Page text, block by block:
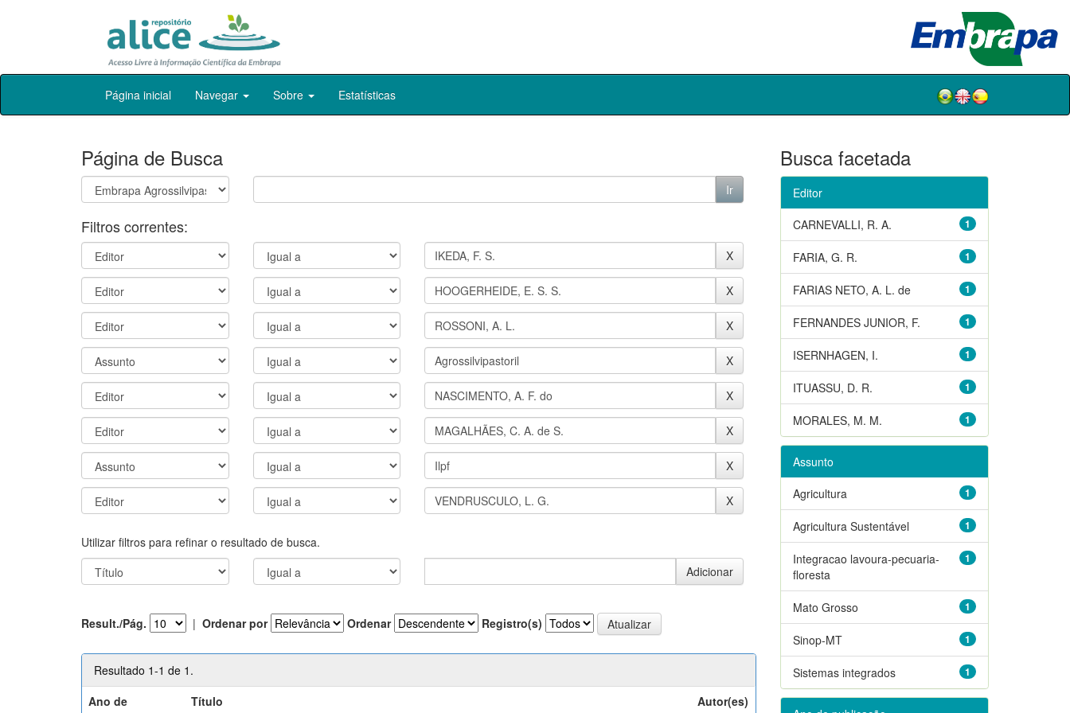
Skip
Página inicial Navegar Sobre Estatísticas
Página de Busca
Filtros correntes:
Utilizar filtros para refinar o resultado de busca.
Result./Pág. | Ordenar por Ordenar Registro(s)
Resultado 1-1 de 1.
Ano de
Título Autor(es)
Busca facetada
Editor
1
CARNEVALLI, R. A.
1
FARIA, G. R.
1
FARIAS NETO, A. L. de
1
FERNANDES JUNIOR, F.
1
ISERNHAGEN, I.
1
ITUASSU, D. R.
1
MORALES, M. M.
Assunto
1
Agricultura
1
Agricultura Sustentável
1
Integracao lavoura-pecuaria-
floresta
1
Mato Grosso
1
Sinop-MT
1
Sistemas integrados